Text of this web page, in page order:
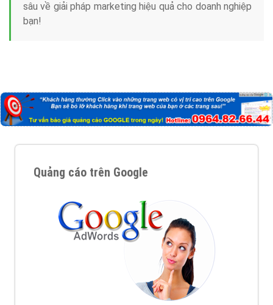
sâu về giải pháp marketing hiệu quả cho doanh nghiệp
bạn!
Quảng cáo trên Google